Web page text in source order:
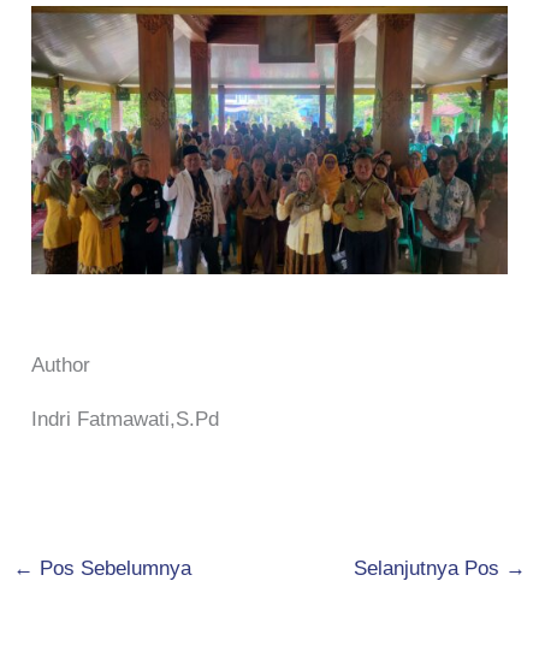
Author
Indri Fatmawati,S.Pd
← Pos Sebelumnya Selanjutnya Pos →